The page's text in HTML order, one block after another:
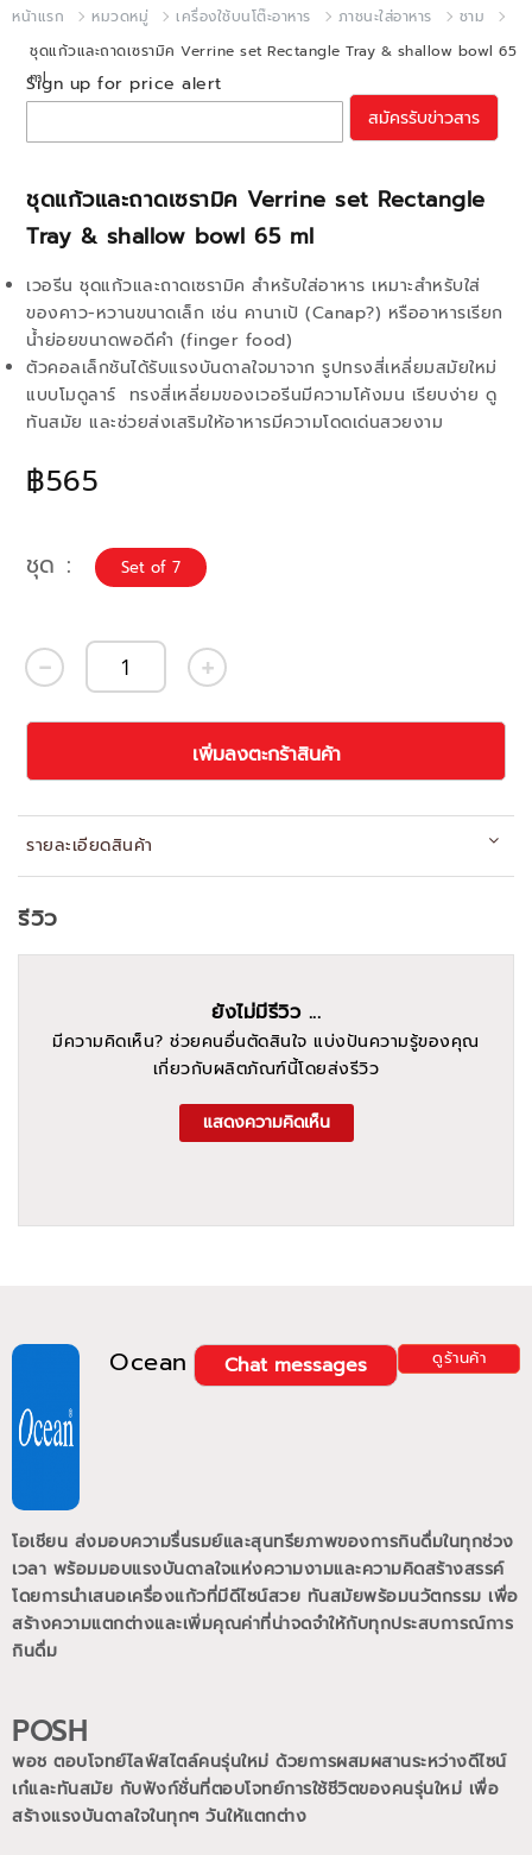
หน้าแรก หมวดหมู่ เครื่องใช้บนโต๊ะอาหาร ภาชนะใส่อาหาร
ชาม
ชุดแก้วและถาดเซรามิค Verrine set Rectangle Tray & shallow bowl 65
ml
ชุดแก้วและถาดเซรามิค Verrine set Rectangle
Tray & shallow bowl 65 ml
฿565
เวอรีน ชุดแก้วและถาดเซรามิค สำหรับใส่อาหาร เหมาะสำหรับใส่
ของคาว-หวานขนาดเล็ก เช่น คานาเป้ (Canap?) หรืออาหารเรียก
น้ำย่อยขนาดพอดีคำ (finger food)
ตัวคอลเล็กชันได้รับแรงบันดาลใจมาจาก รูปทรงสี่เหลี่ยมสมัยใหม่
แบบโมดูลาร์ ทรงสี่เหลี่ยมของเวอรีนมีความโค้งมน เรียบง่าย ดู
ทันสมัย และช่วยส่งเสริมให้อาหารมีความโดดเด่นสวยงาม
Sign up for price alert
สมัครรับข่าวสาร
ชุด Set of 7
เพิ่มลงตะกร้าสินค้า
รายละเอียดสินค้า
Ocean ดูร้านค้า
Chat messages
โอเชียน ส่งมอบความรื่นรมย์และสุนทรียภาพของการกินดื่มในทุกช่วง
เวลา พร้อมมอบแรงบันดาลใจแห่งความงามและความคิดสร้างสรรค์
โดยการนำเสนอเครื่องแก้วที่มีดีไซน์สวย ทันสมัยพร้อมนวัตกรรม เพื่อ
สร้างความแตกต่างและเพิ่มคุณค่าที่น่าจดจำให้กับทุกประสบการณ์การ
กินดื่ม
POSH
พอช ตอบโจทย์ไลฟ์สไตล์คนรุ่นใหม่ ด้วยการผสมผสานระหว่างดีไซน์
เก๋และทันสมัย กับฟังก์ชั่นที่ตอบโจทย์การใช้ชีวิตของคนรุ่นใหม่ เพื่อ
สร้างแรงบันดาลใจในทุกๆ วันให้แตกต่าง
รีวิว
ยังไม่มีรีวิว ...
มีความคิดเห็น? ช่วยคนอื่นตัดสินใจ แบ่งปันความรู้ของคุณ
เกี่ยวกับผลิตภัณฑ์นี้โดยส่งรีวิว
แสดงความคิดเห็น